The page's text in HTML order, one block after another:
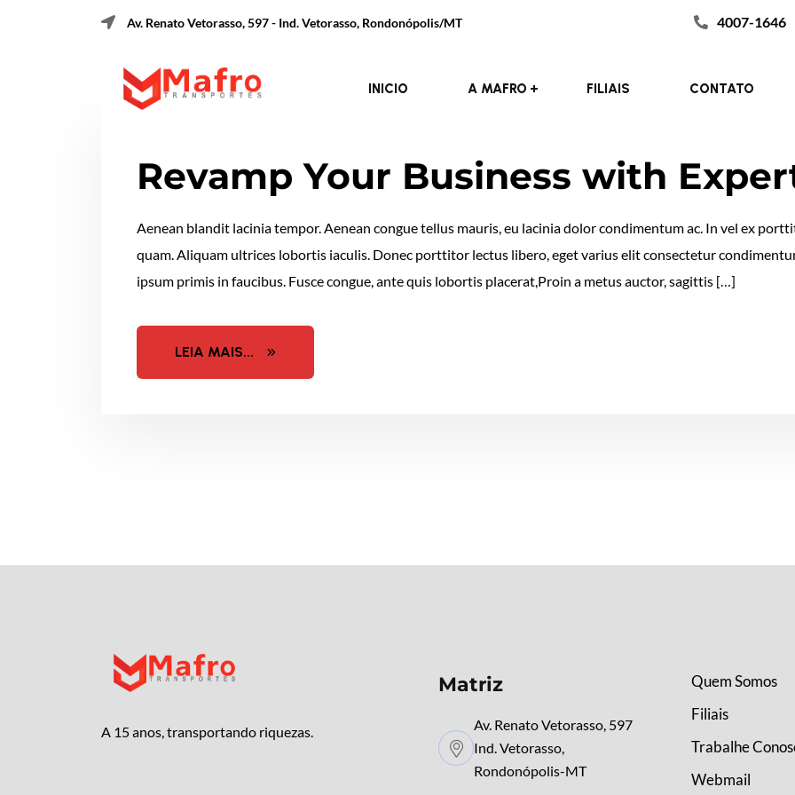
Av. Renato Vetorasso, 597 - Ind. Vetorasso, Rondonópolis/MT 4007-1646
INICIO A MAFRO FILIAIS CONTATO
Revamp Your Business with
Aenean blandit lacinia tempor. Aenean congue tellus mauris, eu lacinia dolor condimentum ac. In vel ex
quam. Aliquam ultrices lobortis iaculis. Donec porttitor lectus libero, eget varius elit consectetur
ipsum primis in faucibus. Fusce congue, ante quis lobortis placerat,Proin a metus auctor, sagittis […]
LEIA MAIS...
A 15 anos, transportando riquezas.
Matriz
Av. Renato Vetorasso, 597
Ind. Vetorasso,
Rondonópolis-MT
Quem Somos
Filiais
Trabalhe
Webmail